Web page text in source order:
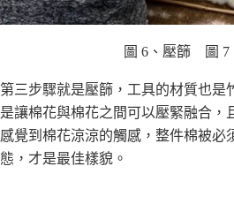
圖 6、壓篩 圖 7
第三步驟就是壓篩，⼯具的材質也是
是讓棉花與棉花之間可以壓緊融合，
感覺到棉花涼涼的觸感，整件棉被必
態，才是最佳樣貌。